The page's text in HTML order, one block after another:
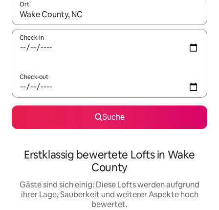
Ort
Wenn Ergebnisse verfügbar sind, navigiere mit den
Check-in
Check-out
Suche
Erstklassig bewertete Lofts in Wake
County
Gäste sind sich einig: Diese Lofts werden aufgrund
ihrer Lage, Sauberkeit und weiterer Aspekte hoch
bewertet.